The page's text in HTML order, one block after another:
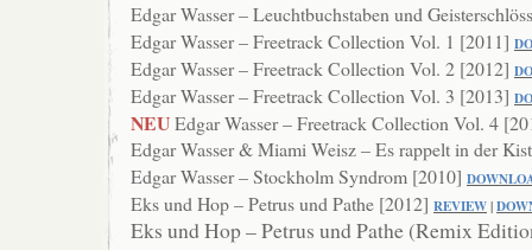
Edgar Wasser – Leuchtbuchstaben und
Edgar Wasser – Freetrack Collection Vol. 1 [2011]
Edgar Wasser – Freetrack Collection Vol. 2 [2012]
Edgar Wasser – Freetrack Collection Vol. 3 [2013]
NEUEdgar Wasser – Freetrack Collection Vol. 4
Edgar Wasser & Miami Weisz – Es rappelt in der
Edgar Wasser – Stockholm Syndrom [2010] DOWNL
Eks und Hop – Petrus und Pathe [2012] REVIEW|
Eks und Hop – Petrus und Pathe (Remix